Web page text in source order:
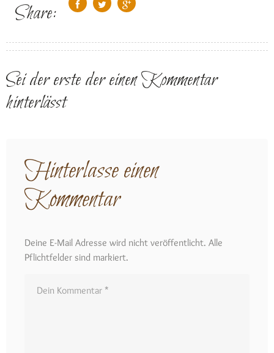
Share:
Sei der erste der einen Kommentar
hinterlässt
Hinterlasse einen
Kommentar
Deine E-Mail Adresse wird nicht veröffentlicht. Alle
Pflichtfelder sind markiert.